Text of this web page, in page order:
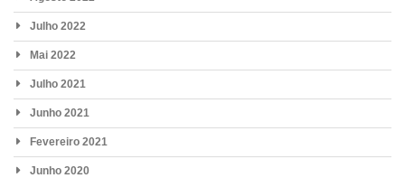
Julho 2022
Mai 2022
Julho 2021
Junho 2021
Fevereiro 2021
Junho 2020